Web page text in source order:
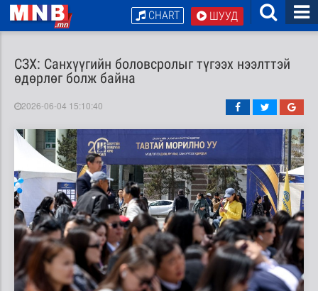
ШУУД
CHART
СЗХ: Санхүүгийн боловсролыг түгээх нээлттэй
өдөрлөг болж байна
2026-06-04 15:10:40